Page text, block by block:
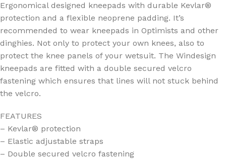
Ergonomical designed kneepads with durable Kevlar®
protection and a flexible neoprene padding. It’s
recommended to wear kneepads in Optimists and other
dinghies. Not only to protect your own knees, also to
protect the knee panels of your wetsuit. The Windesign
kneepads are fitted with a double secured velcro
fastening which ensures that lines will not stuck behind
the velcro.
FEATURES
– Kevlar® protection
– Elastic adjustable straps
– Double secured velcro fastening